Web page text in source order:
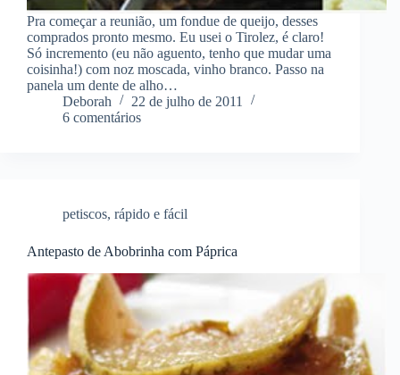
Pra começar a reunião, um fondue de queijo, desses
comprados pronto mesmo. Eu usei o Tirolez, é claro!
Só incremento (eu não aguento, tenho que mudar uma
coisinha!) com noz moscada, vinho branco. Passo na
panela um dente de alho…
Deborah
22 de julho de 2011
6 comentários
petiscos, rápido e fácil
Antepasto de Abobrinha com Páprica